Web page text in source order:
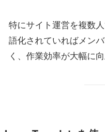
特にサイト運営を複数
語化されていればメン
く、作業効率が大幅に向